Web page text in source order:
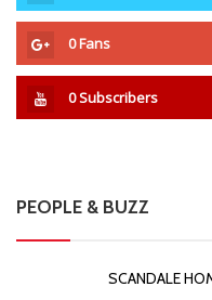
0Fans
0Subscribers
PEOPLE & BUZZ
SCANDALE